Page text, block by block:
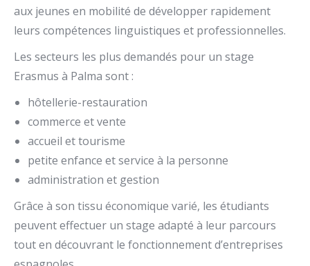
aux jeunes en mobilité de développer rapidement
leurs compétences linguistiques et professionnelles.
Les secteurs les plus demandés pour un stage
Erasmus à Palma sont :
hôtellerie-restauration
commerce et vente
accueil et tourisme
petite enfance et service à la personne
administration et gestion
Grâce à son tissu économique varié, les étudiants
peuvent effectuer un stage adapté à leur parcours
tout en découvrant le fonctionnement d’entreprises